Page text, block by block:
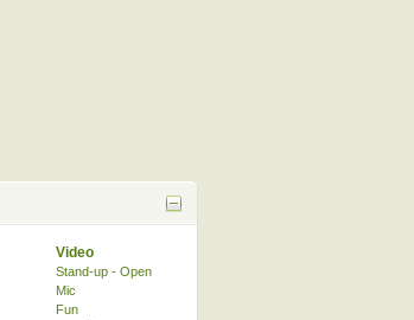
Video
Stand-up - Open
Mic
Fun